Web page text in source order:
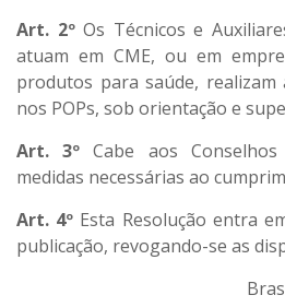
Art. 2º Os Técnicos e
atuam em CME, ou em
produtos para saúde, realizam
nos POPs, sob orientação e
Art. 3º Cabe aos
medidas necessárias ao
Art. 4º Esta Resolução entra
publicação, revogando-se as